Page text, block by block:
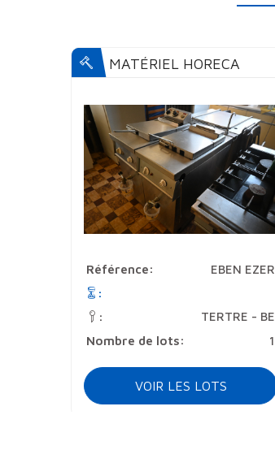
MATÉRIEL HORECA
Référence:
EBEN EZER
:
:
TERTRE - BE
Nombre de lots:
1
VOIR LES LOTS